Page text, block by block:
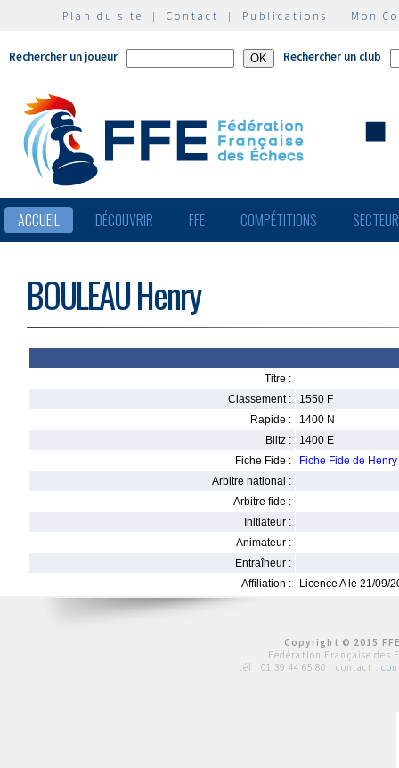
Plan du site | Contact | Publications | Mon
Rechercher un joueur Rechercher un club
ACCUEIL DÉCOUVRIR FFE COMPÉTITIONS
BOULEAU Henry
Titre :
Classement :
1550 F
Rapide :
1400 N
Blitz :
1400 E
Fiche Fide :
Fiche Fide de
Arbitre national :
Arbitre fide :
Initiateur :
Animateur :
Entraîneur :
Affiliation :
Licence A le 21/09/
Copyright © 2015
Fédération Française des
tél : 01 39 44 65 80 | contact :